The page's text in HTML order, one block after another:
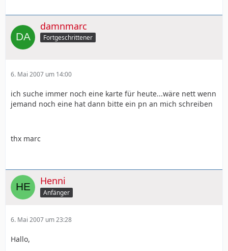
damnmarc
Fortgeschrittener
6. Mai 2007 um 14:00
ich suche immer noch eine karte für heute...wäre nett wenn
jemand noch eine hat dann bitte ein pn an mich schreiben
thx marc
Henni
Anfänger
6. Mai 2007 um 23:28
Hallo,